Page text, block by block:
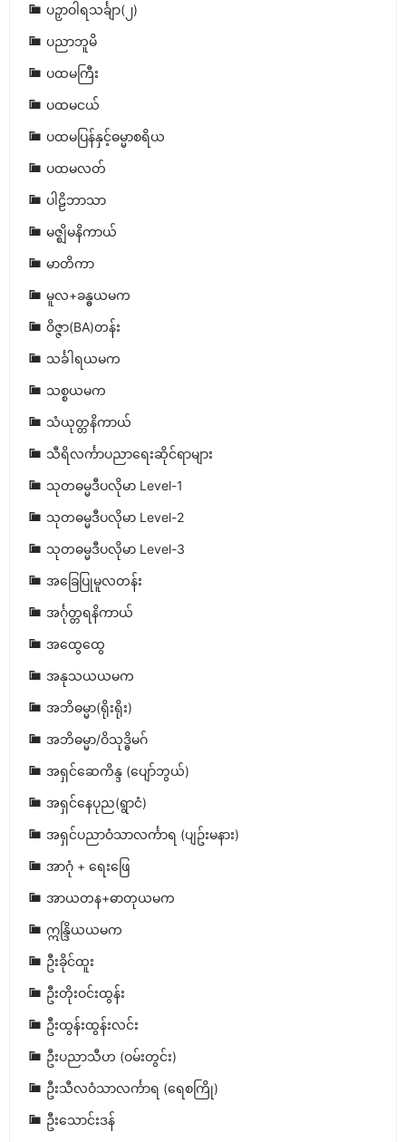
ပဉှာဝါရသင်္ချာ(၂)
ပညာဘူမိ
ပထမကြီး
ပထမငယ်
ပထမပြန်နှင့်ဓမ္မာစရိယ
ပထမလတ်
ပါဠိဘာသာ
မဇ္ဈိမနိကာယ်
မာတိကာ
မူလ+ခန္ဓယမက
ဝိဇ္ဇာ(BA)တန်း
သင်္ခါရယမက
သစ္စယမက
သံယုတ္တနိကာယ်
သီရိလင်္ကာပညာရေးဆိုင်ရာများ
သုတဓမ္မဒီပလိုမာ Level-1
သုတဓမ္မဒီပလိုမာ Level-2
သုတဓမ္မဒီပလိုမာ Level-3
အခြေပြုမူလတန်း
အင်္ဂုတ္တရနိကာယ်
အထွေထွေ
အနုသယယမက
အဘိဓမ္မာ(ရိုးရိုး)
အဘိဓမ္မာ/ဝိသုဒ္ဓိမဂ်
အရှင်ဆေကိန္ဒ (ပျော်ဘွယ်)
အရှင်နေပုည(ရွာငံ)
အရှင်ပညာဝံသာလင်္ကာရ (ပျဥ်းမနား)
အာဂုံ + ရေးဖြေ
အာယတန+ဓာတုယမက
ဣန္ဒြိယယမက
ဦးခိုင်ထူး
ဦးတိုးဝင်းထွန်း
ဦးထွန်းထွန်းလင်း
ဦးပညာသီဟ (ဝမ်းတွင်း)
ဦးသီလဝံသာလင်္ကာရ (ရေစကြို)
ဦးသောင်းဒန်